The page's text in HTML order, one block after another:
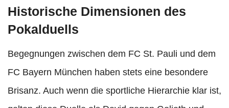
Historische Dimensionen des
Pokalduells
Begegnungen zwischen dem FC St. Pauli und dem
FC Bayern München haben stets eine besondere
Brisanz. Auch wenn die sportliche Hierarchie klar ist,